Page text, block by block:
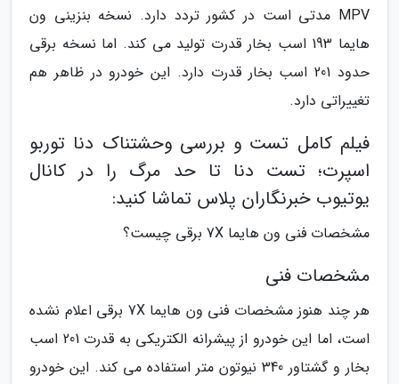
MPV مدتی است در کشور تردد دارد. نسخه بنزینی ون
هایما 193 اسب بخار قدرت تولید می کند. اما نسخه برقی
حدود 201 اسب بخار قدرت دارد. این خودرو در ظاهر هم
تغییراتی دارد.
فیلم کامل تست و بررسی وحشتناک دنا توربو
اسپرت؛ تست دنا تا حد مرگ را در کانال
یوتیوب خبرنگاران پلاس تماشا کنید:
مشخصات فنی ون هایما 7X برقی چیست؟
مشخصات فنی
هر چند هنوز مشخصات فنی ون هایما 7X برقی اعلام نشده
است، اما این خودرو از پیشرانه الکتریکی به قدرت 201 اسب
بخار و گشتاور 340 نیوتون متر استفاده می کند. این خودرو